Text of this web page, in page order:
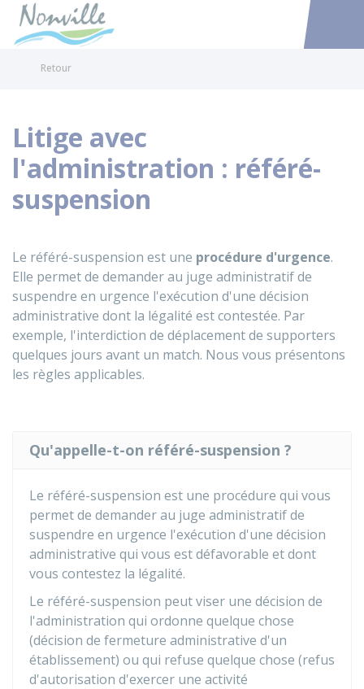
Accéder
Retour
Litige avec
l'administration : référé-
suspension
Le référé-suspension est une procédure d'urgence.
Elle permet de demander au juge administratif de
suspendre en urgence l'exécution d'une décision
administrative dont la légalité est contestée. Par
exemple, l'interdiction de déplacement de supporters
quelques jours avant un match. Nous vous présentons
les règles applicables.
Qu'appelle-t-on référé-suspension ?
Le référé-suspension est une procédure qui vous
permet de demander au juge administratif de
suspendre en urgence l'exécution d'une décision
administrative qui vous est défavorable et dont
vous contestez la légalité.
Le référé-suspension peut viser une décision de
l'administration qui ordonne quelque chose
(décision de fermeture administrative d'un
établissement) ou qui refuse quelque chose (refus
d'autorisation d'exercer une activité